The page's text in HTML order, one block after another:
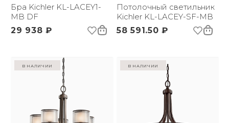
(ДхШxВ):
Вес брутто, кг:
1.7
Тип помещения:
Прихожая, Кабинет,
Спальня
Бра Kichler KL-LACEY1-
MB DF
29 938 ₽
Потолочный светильник
Kichler KL-LACEY-SF-MB
58 591.50 ₽
в наличии в наличии